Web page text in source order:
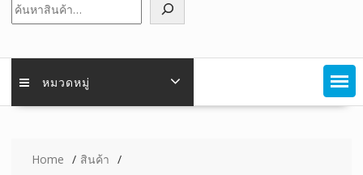
หมวดหมู่
Home
สินค้า